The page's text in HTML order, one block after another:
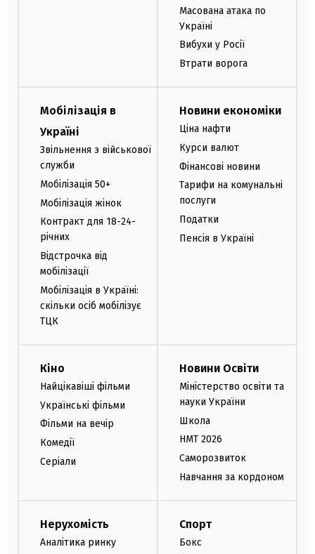
Масована атака по
Україні
Вибухи у Росії
Втрати ворога
Мобілізація в
Україні
Звільнення з військової
служби
Мобілізація 50+
Мобілізація жінок
Контракт для 18-24-
річних
Відстрочка від
мобілізації
Мобілізація в Україні:
скільки осіб мобілізує
ТЦК
Новини економіки
Ціна нафти
Курси валют
Фінансові новини
Тарифи на комунальні
послуги
Податки
Пенсія в Україні
Кіно
Найцікавіші фільми
Українські фільми
Фільми на вечір
Комедії
Серіали
Новини Освіти
Міністерство освіти та
науки України
Школа
НМТ 2026
Саморозвиток
Навчання за кордоном
Нерухомість
Аналітика ринку
Спорт
Бокс